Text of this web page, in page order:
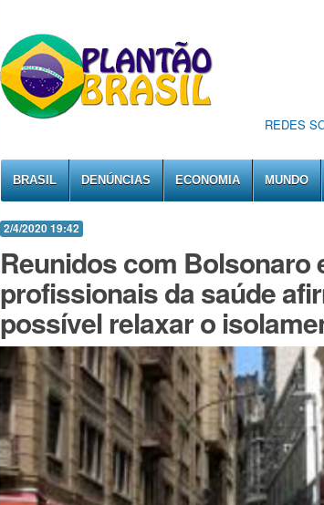
REDES
BRASIL DENÚNCIAS ECONOMIA MUNDO
2/4/2020 19:42
Reunidos com Bolsonaro
profissionais da saúde
possível relaxar o